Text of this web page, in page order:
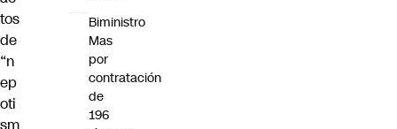
tos
de
“n
ep
oti
Biministro
Mas
por
contratación
de
196